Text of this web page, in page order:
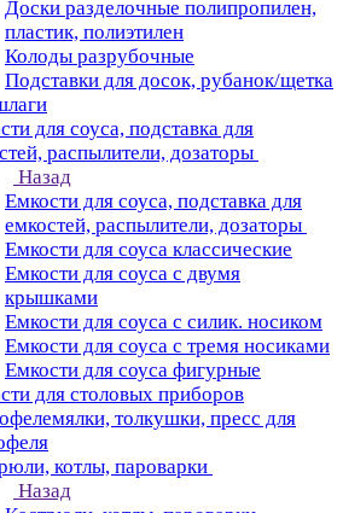
Доски разделочные полипропилен,
пластик, полиэтилен
Колоды разрубочные
Подставки для досок, рубанок/щетка
для соуса, подставка для
распылители, дозаторы
Назад
Емкости для соуса, подставка для
емкостей, распылители, дозаторы
Емкости для соуса классические
Емкости для соуса с двумя
крышками
Емкости для соуса с силик. носиком
Емкости для соуса с тремя носиками
Емкости для соуса фигурные
для столовых приборов
толкушки, пресс для
котлы, пароварки
Назад